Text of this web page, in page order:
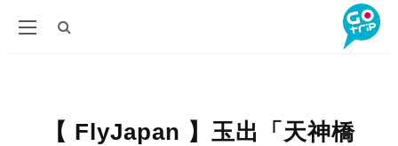
【 FlyJapan 】玉出「天神橋